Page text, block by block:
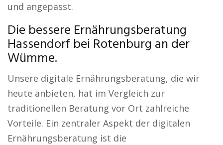
und angepasst.
Die bessere Ernährungsberatung
Hassendorf bei Rotenburg an der
Wümme.
Unsere digitale Ernährungsberatung, die wir
heute anbieten, hat im Vergleich zur
traditionellen Beratung vor Ort zahlreiche
Vorteile. Ein zentraler Aspekt der digitalen
Ernährungsberatung ist die